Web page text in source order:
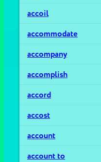
accoil
accommodate
accompany
accomplish
accord
accost
account
account to